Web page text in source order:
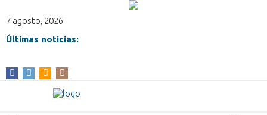
7 agosto, 2026
Últimas noticias: